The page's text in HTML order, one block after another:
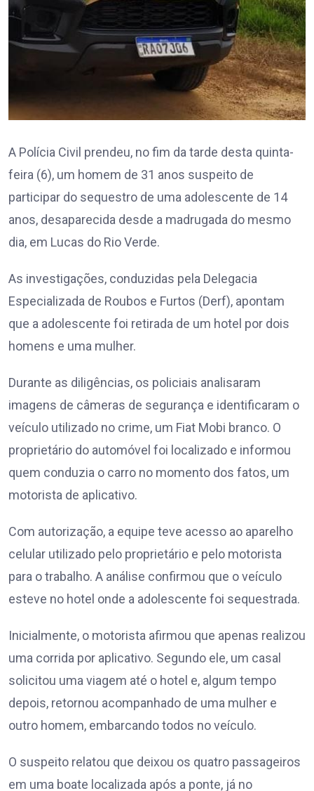
A Polícia Civil prendeu, no fim da tarde desta quinta-
feira (6), um homem de 31 anos suspeito de
participar do sequestro de uma adolescente de 14
anos, desaparecida desde a madrugada do mesmo
dia, em Lucas do Rio Verde.
As investigações, conduzidas pela Delegacia
Especializada de Roubos e Furtos (Derf), apontam
que a adolescente foi retirada de um hotel por dois
homens e uma mulher.
Durante as diligências, os policiais analisaram
imagens de câmeras de segurança e identificaram o
veículo utilizado no crime, um Fiat Mobi branco. O
proprietário do automóvel foi localizado e informou
quem conduzia o carro no momento dos fatos, um
motorista de aplicativo.
Com autorização, a equipe teve acesso ao aparelho
celular utilizado pelo proprietário e pelo motorista
para o trabalho. A análise confirmou que o veículo
esteve no hotel onde a adolescente foi sequestrada.
Inicialmente, o motorista afirmou que apenas realizou
uma corrida por aplicativo. Segundo ele, um casal
solicitou uma viagem até o hotel e, algum tempo
depois, retornou acompanhado de uma mulher e
outro homem, embarcando todos no veículo.
O suspeito relatou que deixou os quatro passageiros
em uma boate localizada após a ponte, já no